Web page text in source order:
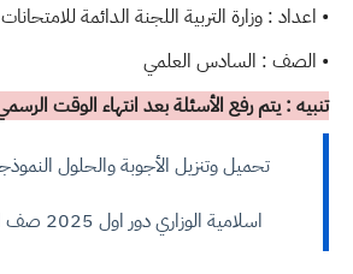
• اعداد : وزارة التربية اللجنة الدائمة للامتحانات
• الصف : السادس العلمي
تنبيه : يتم رفع الأسئلة بعد انتهاء الوقت
تحميل وتنزيل الأجوبة والحلول
اسلامية الوزاري دور اول 2025 صف السادس علمي